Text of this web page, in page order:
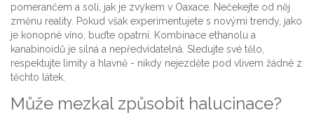
pomerančem a solí, jak je zvykem v Oaxace. Nečekejte od něj
změnu reality. Pokud však experimentujete s novými trendy, jako
je konopné víno, buďte opatrní. Kombinace ethanolu a
kanabinoidů je silná a nepředvídatelná. Sledujte své tělo,
respektujte limity a hlavně - nikdy nejezděte pod vlivem žádné z
těchto látek.
Může mezkal způsobit halucinace?